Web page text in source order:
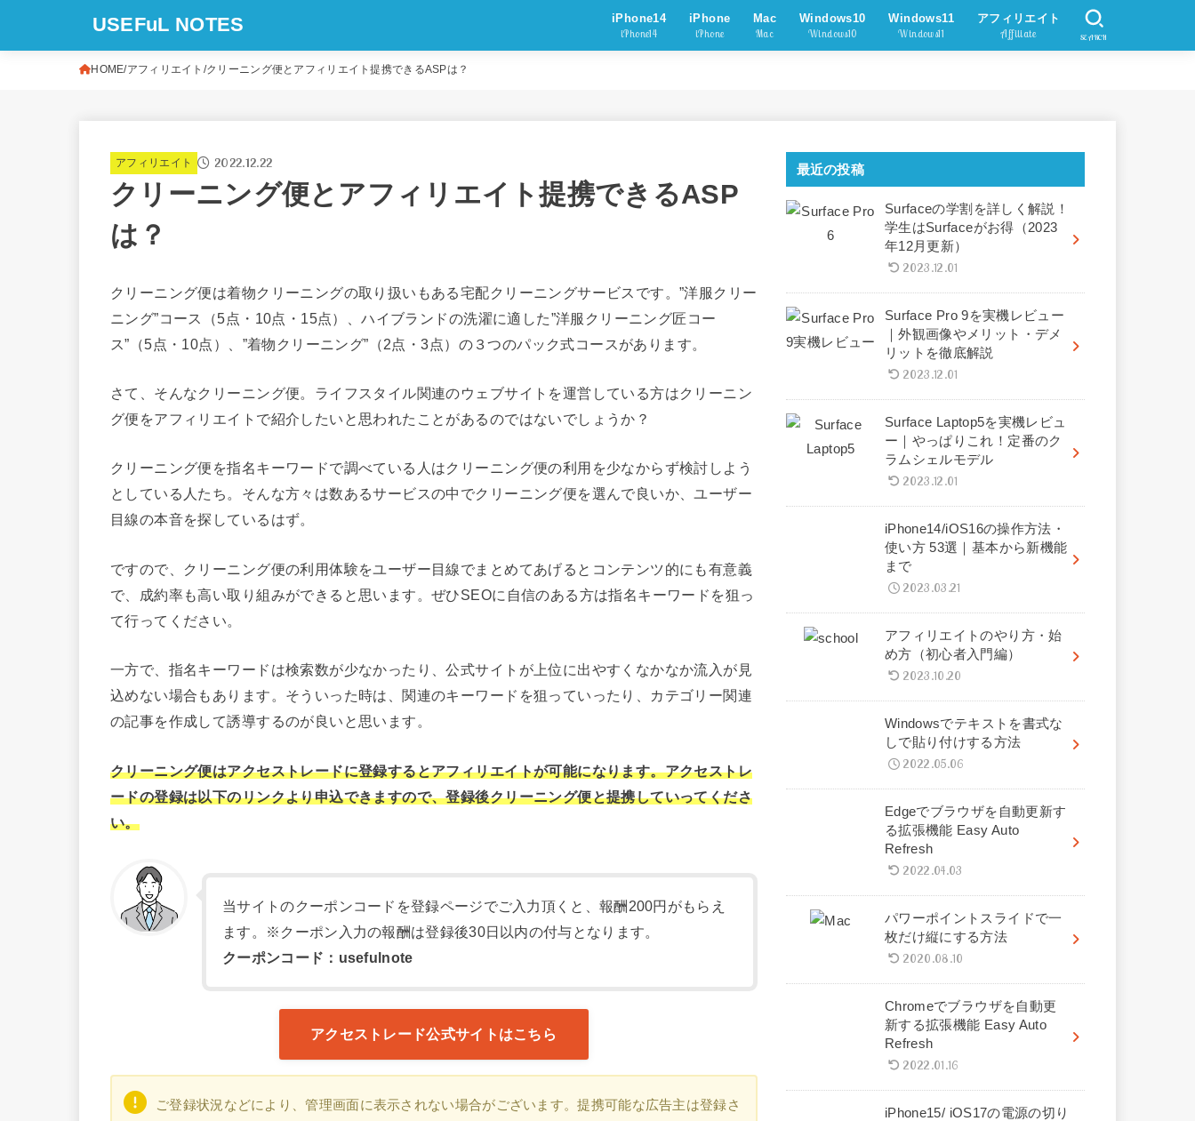
USEFuL NOTES iPhone14
iPhone14
iPhone
iPhone
Mac
Mac
Windows10
Windows10
Windows11
Windows11
アフィリエイト
Affiliate SEARCH
HOME アフィリエイト クリーニング便とアフィリエイト提携できるASPは？
アフィリエイト 2022.12.22
クリーニング便とアフィリエイト提携できるASP
は？
クリーニング便は着物クリーニングの取り扱いもある宅配クリーニングサービスです。”洋服クリー
ニング”コース（5点・10点・15点）、ハイブランドの洗濯に適した”洋服クリーニング匠コー
ス”（5点・10点）、”着物クリーニング”（2点・3点）の３つのパック式コースがあります。
さて、そんなクリーニング便。ライフスタイル関連のウェブサイトを運営している方はクリーニン
グ便をアフィリエイトで紹介したいと思われたことがあるのではないでしょうか？
クリーニング便を指名キーワードで調べている人はクリーニング便の利用を少なからず検討しよう
としている人たち。そんな方々は数あるサービスの中でクリーニング便を選んで良いか、ユーザー
目線の本音を探しているはず。
ですので、クリーニング便の利用体験をユーザー目線でまとめてあげるとコンテンツ的にも有意義
で、成約率も高い取り組みができると思います。ぜひSEOに自信のある方は指名キーワードを狙っ
て行ってください。
一方で、指名キーワードは検索数が少なかったり、公式サイトが上位に出やすくなかなか流入が見
込めない場合もあります。そういった時は、関連のキーワードを狙っていったり、カテゴリー関連
の記事を作成して誘導するのが良いと思います。
クリーニング便はアクセストレードに登録するとアフィリエイトが可能になります。アクセストレ
ードの登録は以下のリンクより申込できますので、登録後クリーニング便と提携していってくださ
い。
当サイトのクーポンコードを登録ページでご入力頂くと、報酬200円がもらえ
ます。※クーポン入力の報酬は登録後30日以内の付与となります。
クーポンコード：usefulnote
アクセストレード公式サイトはこちら
ご登録状況などにより、管理画面に表示されない場合がございます。提携可能な広告主は登録さ
最近の投稿
Surfaceの学割を詳しく解説！
学生はSurfaceがお得（2023
年12月更新）
2023.12.01
Surface Pro 9を実機レビュー
｜外観画像やメリット・デメ
リットを徹底解説
2023.12.01
Surface Laptop5を実機レビュ
ー｜やっぱりこれ！定番のク
ラムシェルモデル
2023.12.01
iPhone14/iOS16の操作方法・
使い方 53選｜基本から新機能
まで
2023.03.21
アフィリエイトのやり方・始
め方（初心者入門編）
2023.10.20
Windowsでテキストを書式な
しで貼り付けする方法
2022.05.06
Edgeでブラウザを自動更新す
る拡張機能 Easy Auto
Refresh
2022.04.03
パワーポイントスライドで一
枚だけ縦にする方法
2020.08.10
Chromeでブラウザを自動更
新する拡張機能 Easy Auto
Refresh
2022.01.16
iPhone15/ iOS17の電源の切り